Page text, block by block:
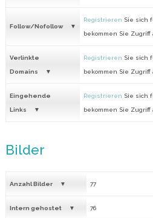
Follow/Nofollow
Registrieren Sie sich
bekommen Sie Zugriff
Verlinkte
Domains
Registrieren Sie sich
bekommen Sie Zugriff
Eingehende
Links
Registrieren Sie sich
bekommen Sie Zugriff
Bilder
Anzahl Bilder 77
Intern gehostet 76